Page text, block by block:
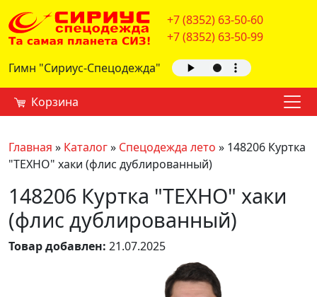
+7 (8352) 63-50-60
+7 (8352) 63-50-99
Гимн "Сириус-Спецодежда"
Корзина
Главная » Каталог» Спецодежда лето » 148206 Куртка
"ТЕХНО" хаки (флис дублированный)
148206 Куртка "ТЕХНО" хаки
(флис дублированный)
Товар добавлен: 21.07.2025